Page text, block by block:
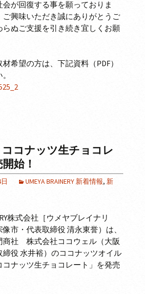
会が回復する事を願っておりま
ご興味いただき誠にありがとうご
らぬご支援を引き続き宜しくお願
材希望の方は、下記資料（PDF）
ココナッツ生チョコレ
始！
UMEYA BRAINERY 新着情報, 新
株式会社［ウメヤブレイナリ
市・代表取締役 清永東誉）は、
商社 株式会社ココウェル（大阪
締役 水井裕）のココナッツオイル
コナッツ生チョコレート」を発売